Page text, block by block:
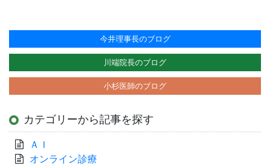
今井理事長のブログ
川端院長のブログ
小杉医師のブログ
カテゴリーから記事を探す
ＡＩ
オンライン診療